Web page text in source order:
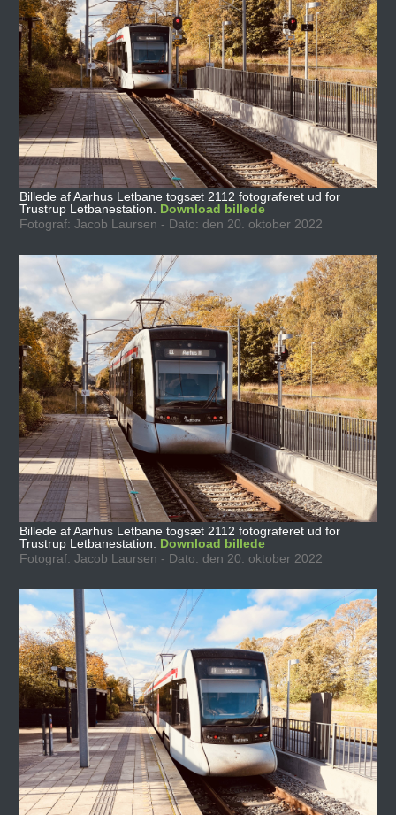
Billede af Aarhus Letbane togsæt 2112 fotograferet ud for
Trustrup Letbanestation. Download billede
Fotograf: Jacob Laursen - Dato: den 20. oktober 2022
Billede af Aarhus Letbane togsæt 2112 fotograferet ud for
Trustrup Letbanestation. Download billede
Fotograf: Jacob Laursen - Dato: den 20. oktober 2022